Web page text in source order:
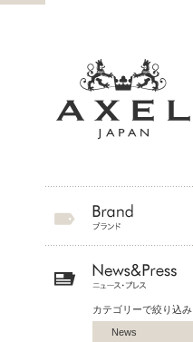
カテゴリーで絞り込み
News